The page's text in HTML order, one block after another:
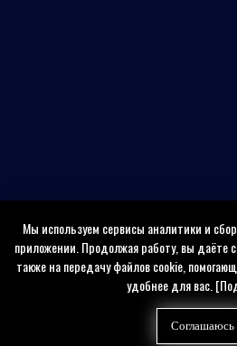
Мы используем сервисы аналитики и
приложении. Продолжая работу, вы даёте
также на передачу файлов cookie,
удобнее для вас.
Соглашаюсь